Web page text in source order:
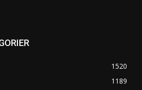
1520
1189